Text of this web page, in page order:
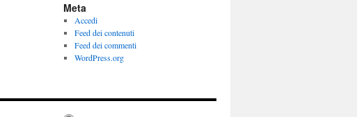
Meta
Accedi
Feed dei contenuti
Feed dei commenti
WordPress.org